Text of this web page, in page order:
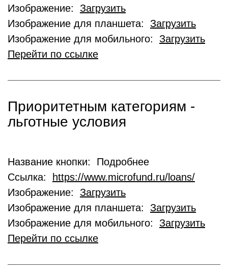
Изображение: Загрузить
Изображение для планшета: Загрузить
Изображение для мобильного: Загрузить
Перейти по ссылке
Приоритетным категориям -
льготные условия
Название кнопки: Подробнее
Ссылка:
https://www.microfund.ru/loans/
Изображение: Загрузить
Изображение для планшета: Загрузить
Изображение для мобильного: Загрузить
Перейти по ссылке